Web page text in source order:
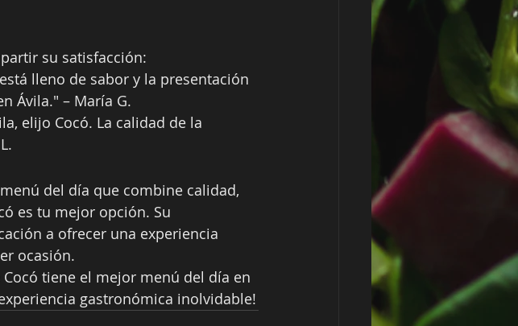
su satisfacción:
lleno de sabor y la presentación
Ávila." – María G.
elijo Cocó. La calidad de la
del día que combine calidad,
es tu mejor opción. Su
a ofrecer una experiencia
ocasión.
tiene el mejor menú del día en
gastronómica inolvidable!